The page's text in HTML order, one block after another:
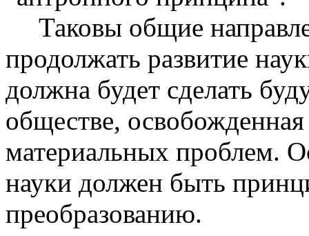
Таковы общие
продолжать развитие
должна будет сделать
обществе,
материальных проблем.
науки должен быть
преобразованию.